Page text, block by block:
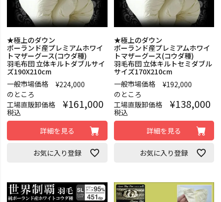
★極上のダウン
ポーランド産プレミアムホワイ
トマザーグース(コウダ種)
羽毛布団 立体キルトダブルサイ
ズ190X210cm
一般市場価格
¥224,000
のところ
工場直販卸価格
¥161,000
税込
詳細を見る
お気に入り登録
★極上のダウン
ポーランド産プレミアムホワイ
トマザーグース(コウダ種)
羽毛布団 立体キルトセミダブル
サイズ170X210cm
一般市場価格
¥192,000
のところ
工場直販卸価格
¥138,000
税込
詳細を見る
お気に入り登録